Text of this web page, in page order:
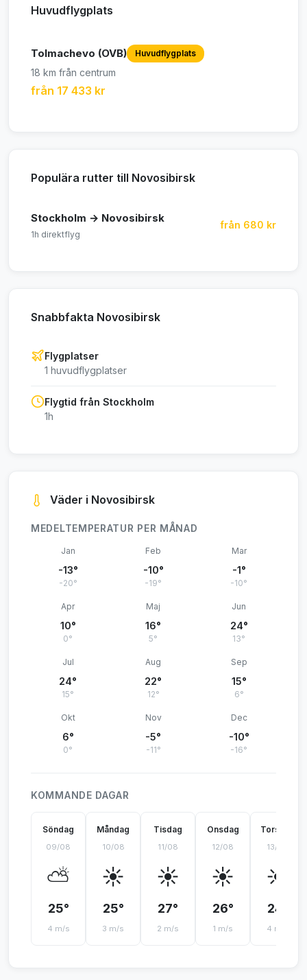
Huvudflygplats
Tolmachevo (OVB) Huvudflygplats
18 km från centrum
från 17 433 kr
Populära rutter till Novosibirsk
Stockholm → Novosibirsk
1h direktflyg
från 680 kr
Snabbfakta Novosibirsk
Flygplatser
1 huvudflygplatser
Flygtid från Stockholm
1h
Väder i Novosibirsk
MEDELTEMPERATUR PER MÅNAD
Jan
-13°
-20°
Feb
-10°
-19°
Mar
-1°
-10°
Apr
10°
0°
Maj
16°
5°
Jun
24°
13°
Jul
24°
15°
Aug
22°
12°
Sep
15°
6°
Okt
6°
0°
Nov
-5°
-11°
Dec
-10°
-16°
KOMMANDE DAGAR
Söndag
09/08
⛅
25°
4 m/s
Måndag
10/08
☀️
25°
3 m/s
Tisdag
11/08
☀️
27°
2 m/s
Onsdag
12/08
☀️
26°
1 m/s
Torsdag
13/08
☀️
24°
4 m/s